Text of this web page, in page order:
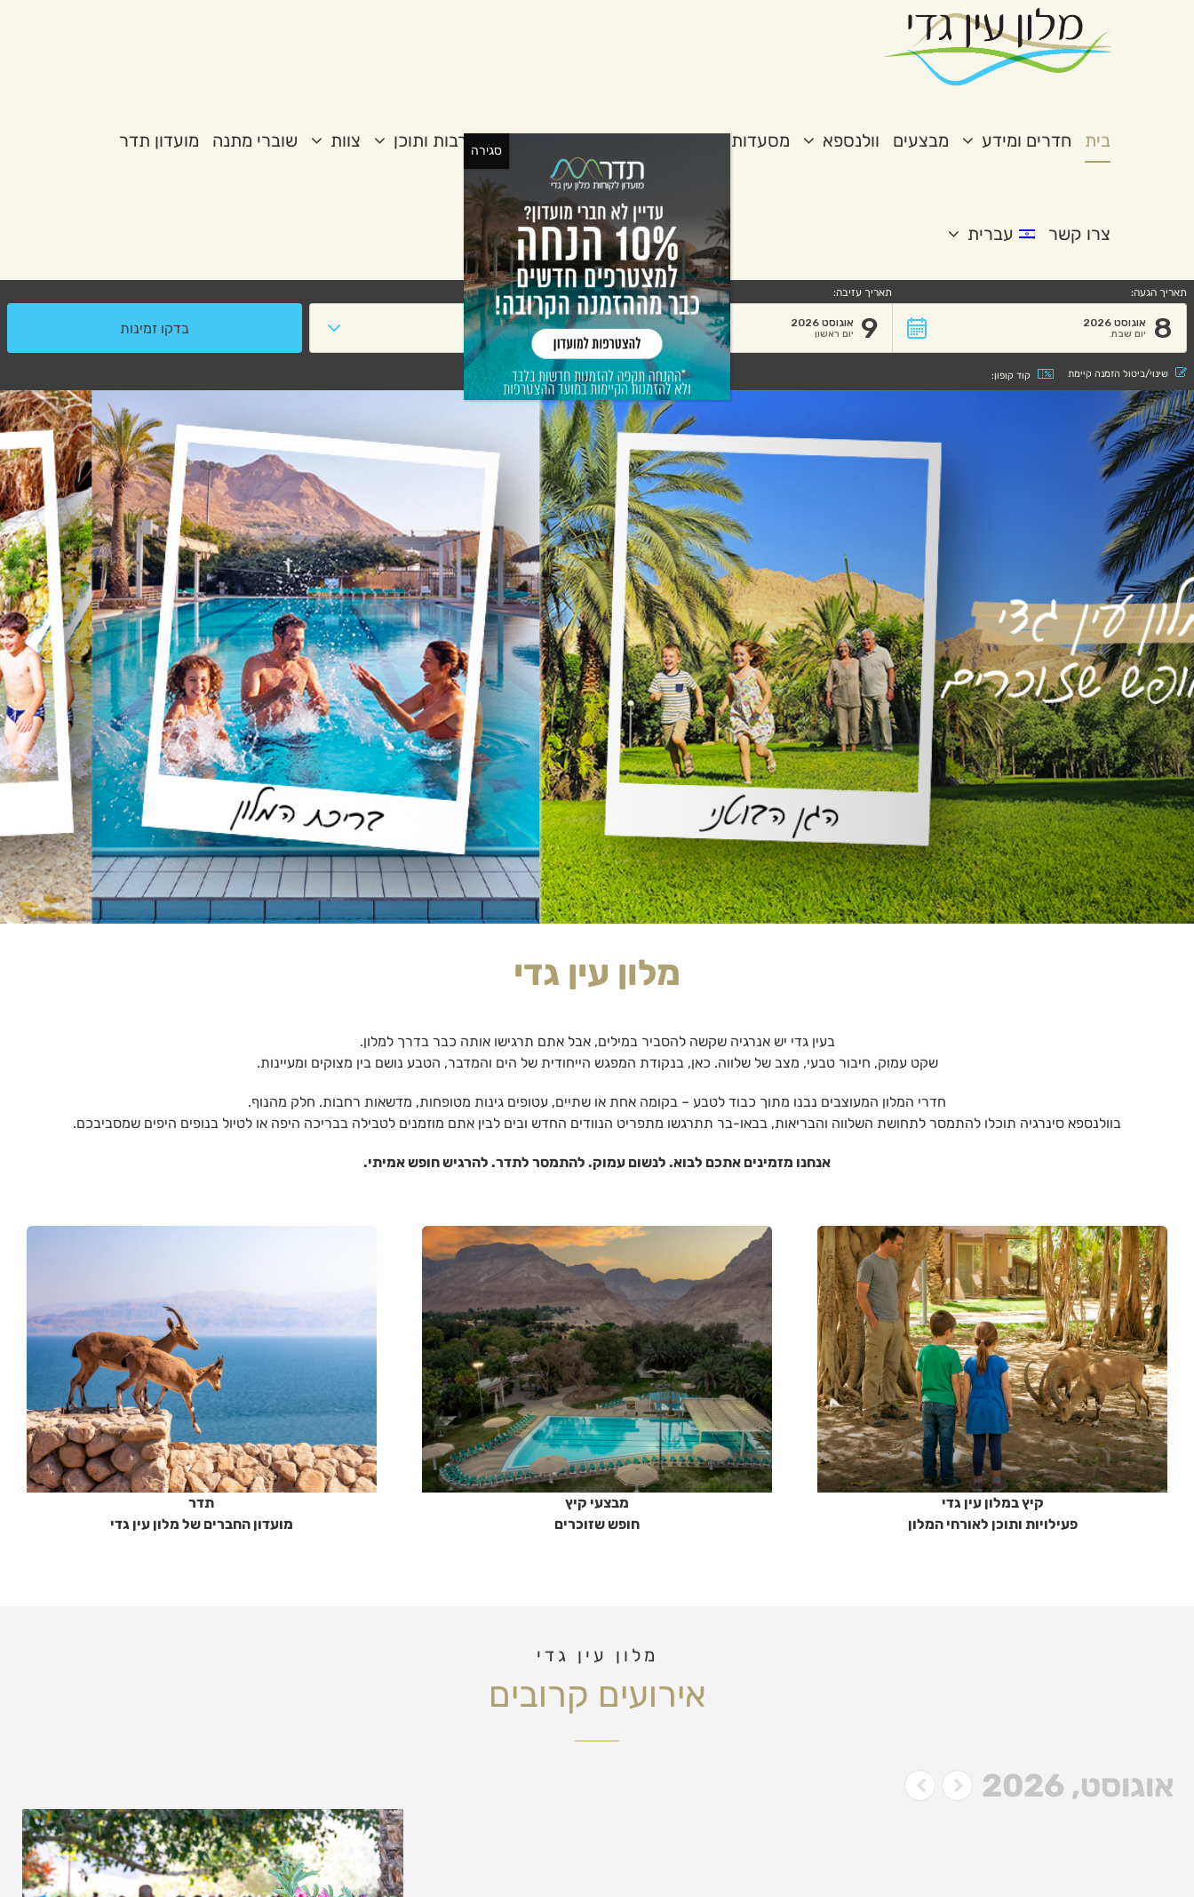
F11
לְהַתְאָמַת
הָאֲתָר
לְעִוְורִים
הַמִּשְׁתַּמְּשִׁים
בְּתוֹכְנַת
קוֹרֵא־מָסָךְ;
לְחַץ
Control-
F10
לִפְתִיחַת
תַּפְרִיט
נְגִישׁוּת.
בית חדרים ומידע מבצעים וולנספא מסעדות כנסים וריטריטים גן בוטני תרבות ותוכן צוות שוברי מתנה מועדון תדר
צרו קשר עברית
תאריך הגעה:
8 אוגוסט 2026
יום שבת
תאריך עזיבה:
9 אוגוסט 2026
יום ראשון
אורחים:
2 מבוגרים:
חדרים: 1
קוד קופון: שינוי/ביטול הזמנה קיימת
מלון עין גדי
בעין גדי יש אנרגיה שקשה להסביר במילים, אבל אתם תרגישו אותה כבר בדרך למלון.
שקט עמוק, חיבור טבעי, מצב של שלווה. כאן, בנקודת המפגש הייחודית של הים והמדבר, הטבע נושם בין מצוקים ומעיינות.
חדרי המלון המעוצבים נבנו מתוך כבוד לטבע – בקומה אחת או שתיים, עטופים גינות מטופחות, מדשאות רחבות. חלק מהנוף.
בוולנספא סינרגיה תוכלו להתמסר לתחושת השלווה והבריאות, בבאו-בר תתרגשו מתפריט הנוודים החדש ובים לבין אתם מוזמנים לטבילה בבריכה היפה או לטיול בנופים היפים שמסביבכם.
אנחנו מזמינים אתכם לבוא. לנשום עמוק. להתמסר לתדר. להרגיש חופש אמיתי.
קיץ במלון עין גדי
פעילויות ותוכן לאורחי המלון
מבצעי קיץ
חופש שזוכרים
תדר
מועדון החברים של מלון עין גדי
מלון עין גדי
אירועים קרובים
אוגוסט, 2026
סגירה